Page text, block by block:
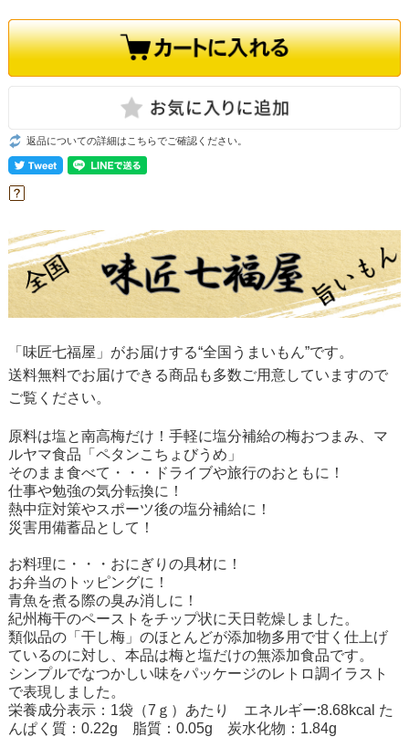
返品についての詳細はこちらでご確認ください。
「味匠七福屋」 がお届けする“全国うまいもん”です。
送料無料でお届けできる商品も多数ご用意していますので
ご覧ください。
原料は塩と南高梅だけ！手軽に塩分補給の梅おつまみ、マ
ルヤマ食品「ペタンこちょびうめ」
そのまま食べて・・・ドライブや旅行のおともに！
仕事や勉強の気分転換に！
熱中症対策やスポーツ後の塩分補給に！
災害用備蓄品として！
お料理に・・・おにぎりの具材に！
お弁当のトッピングに！
青魚を煮る際の臭み消しに！
紀州梅干のペーストをチップ状に天日乾燥しました。
類似品の「干し梅」のほとんどが添加物多用で甘く仕上げ
ているのに対し、本品は梅と塩だけの無添加食品です。
シンプルでなつかしい味をパッケージのレトロ調イラスト
で表現しました。
栄養成分表示：1袋（7ｇ）あたり エネルギー:8.68kcal た
んぱく質：0.22g 脂質：0.05g 炭水化物：1.84g